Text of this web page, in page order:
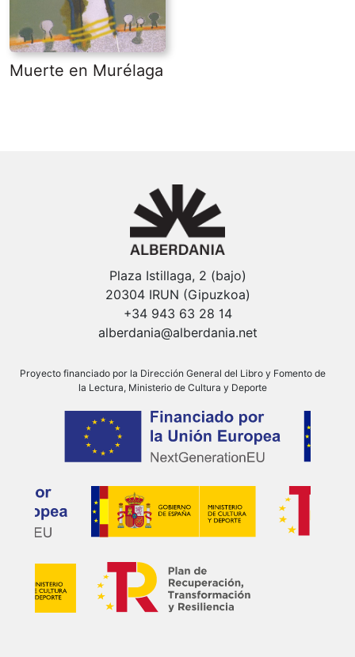
Muerte en Murélaga
Plaza Istillaga, 2 (bajo)
20304 IRUN (Gipuzkoa)
+34 943 63 28 14
alberdania@alberdania.net
Proyecto financiado por la Dirección General del Libro y Fomento de
la Lectura, Ministerio de Cultura y Deporte